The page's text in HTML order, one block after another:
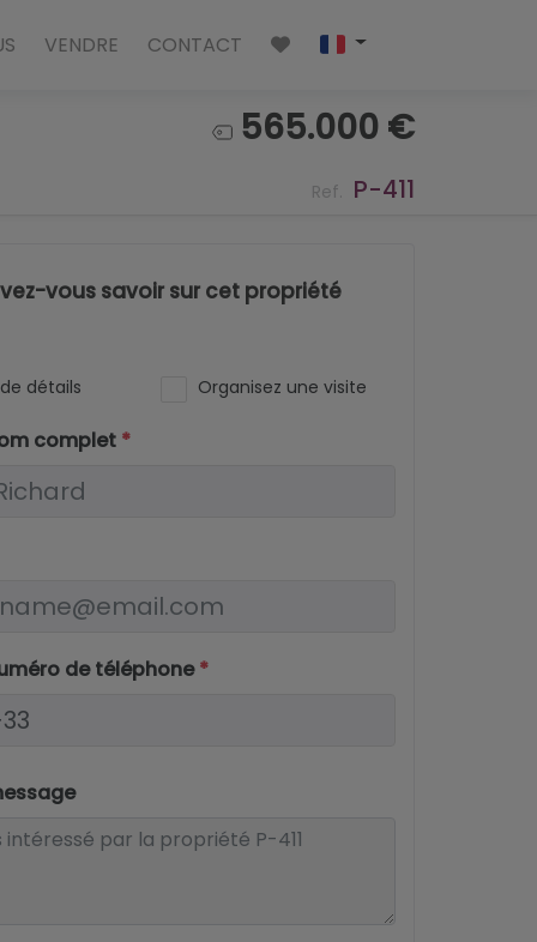
VENDRE CONTACT
565.000 €
Ref. P-411
vous savoir sur cet propriété
détails Organisez une visite
complet *
de téléphone*